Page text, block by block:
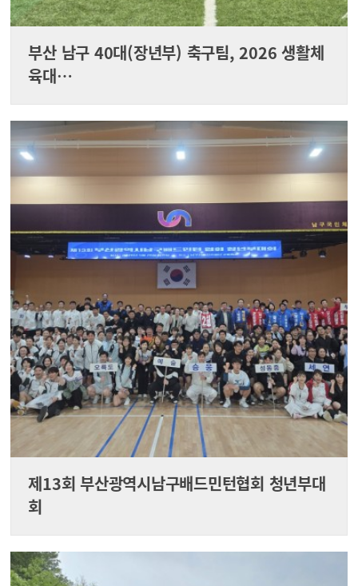
부산 남구 40대(장년부) 축구팀, 2026 생활체
육대…
제13회 부산광역시남구배드민턴협회 청년부대
회